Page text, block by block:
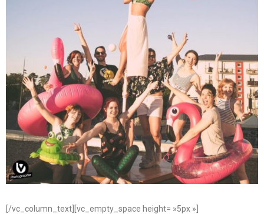
[/vc_column_text][vc_empty_space height= »5px »]